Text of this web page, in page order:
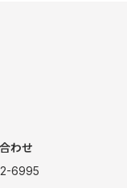
わせ
6995